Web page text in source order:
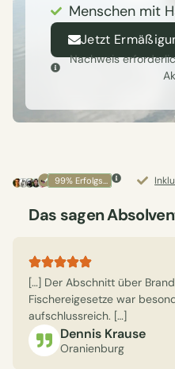
Menschen mit
Jetzt
Nachweis
Das sagen
[…] sehr benutzerfreundlich
waren perfekt für
angepasst.
Ralf Becker
Potsdam
[…] Der Abschnitt über
Fischereigesetze war
aufschlussreich. […]
Dennis Krause
Oranienburg